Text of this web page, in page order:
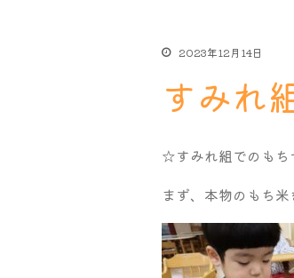
2023年12月14日
すみれ
☆すみれ組でのも
まず、本物のもち